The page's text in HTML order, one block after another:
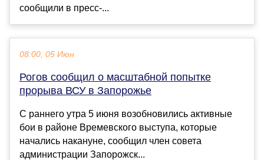
сообщили в пресс-...
08:00, 05 Июн
Рогов сообщил о масштабной попытке
прорыва ВСУ в Запорожье
С раннего утра 5 июня возобновились активные
бои в районе Времевского выступа, которые
начались накануне, сообщил член совета
администрации Запорожск...